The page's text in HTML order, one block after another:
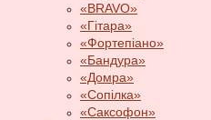
«BRAVO»
«Гітара»
«Фортепіано»
«Бандура»
«Домра»
«Сопілка»
«Саксофон»